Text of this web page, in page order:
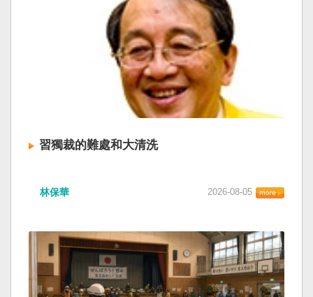
習獨裁的難處和大清洗
林保華 2026-08-05